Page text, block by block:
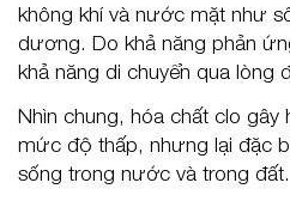
không khí và nước mặt như
dương. Do khả năng phản
khả năng di chuyển qua lòng
Nhìn chung, hóa chất clo
mức độ thấp, nhưng lại đặc
sống trong nước và trong đất.